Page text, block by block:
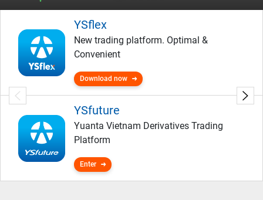
YSflex
New trading platform. Optimal &
Convenient
Download now
YSfuture
Yuanta Vietnam Derivatives Trading
Platform
Enter